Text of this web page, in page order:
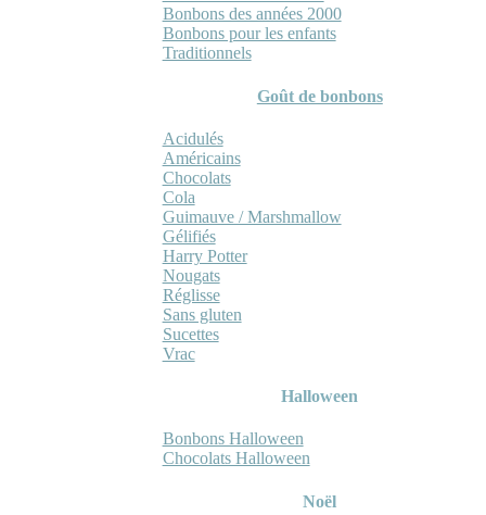
Bonbons des années 2000
Bonbons pour les enfants
Traditionnels
Goût de bonbons
Acidulés
Américains
Chocolats
Cola
Guimauve / Marshmallow
Gélifiés
Harry Potter
Nougats
Réglisse
Sans gluten
Sucettes
Vrac
Halloween
Bonbons Halloween
Chocolats Halloween
Noël